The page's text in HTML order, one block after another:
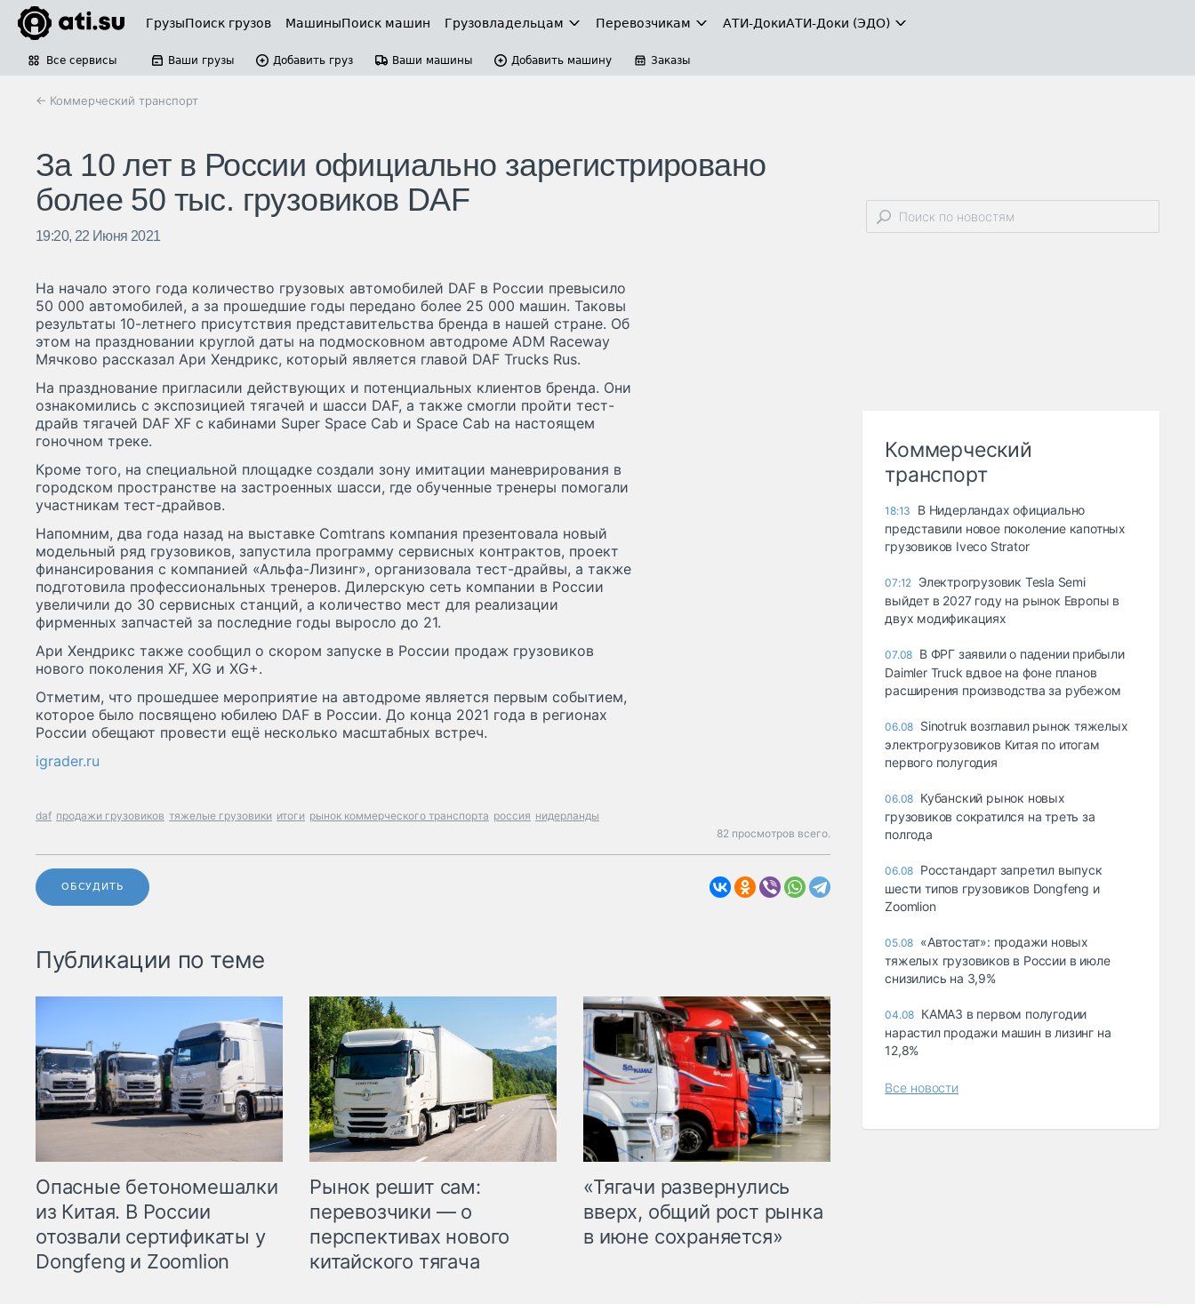
ГрузыПоиск грузов МашиныПоиск машин Грузовладельцам Перевозчикам АТИ-ДокиАТИ-Доки (ЭДО)
Все сервисы Ваши грузы Добавить груз Ваши машины Добавить машину Заказы
← Коммерческий транспорт
За 10 лет в России официально зарегистрировано
более 50 тыс. грузовиков DAF
19:20, 22 Июня 2021
На начало этого года количество грузовых автомобилей DAF в России превысило
50 000 автомобилей, а за прошедшие годы передано более 25 000 машин. Таковы
результаты 10-летнего присутствия представительства бренда в нашей стране. Об
этом на праздновании круглой даты на подмосковном автодроме ADM Raceway
Мячково рассказал Ари Хендрикс, который является главой DAF Trucks Rus.
На празднование пригласили действующих и потенциальных клиентов бренда. Они
ознакомились с экспозицией тягачей и шасси DAF, а также смогли пройти тест-
драйв тягачей DAF XF с кабинами Super Space Cab и Space Сab на настоящем
гоночном треке.
Кроме того, на специальной площадке создали зону имитации маневрирования в
городском пространстве на застроенных шасси, где обученные тренеры помогали
участникам тест-драйвов.
Напомним, два года назад на выставке Сomtrans компания презентовала новый
модельный ряд грузовиков, запустила программу сервисных контрактов, проект
финансирования с компанией «Альфа-Лизинг», организовала тест-драйвы, а также
подготовила профессиональных тренеров. Дилерскую сеть компании в России
увеличили до 30 сервисных станций, а количество мест для реализации
фирменных запчастей за последние годы выросло до 21.
Ари Хендрикс также сообщил о скором запуске в России продаж грузовиков
нового поколения XF, XG и XG+.
Отметим, что прошедшее мероприятие на автодроме является первым событием,
которое было посвящено юбилею DAF в России. До конца 2021 года в регионах
России обещают провести ещё несколько масштабных встреч.
igrader.ru
daf продажи грузовиков тяжелые грузовики итоги рынок коммерческого транспорта россия нидерланды
82 просмотров всего.
ОБСУДИТЬ
Публикации по теме
Опасные бетономешалки
из Китая. В России
отозвали сертификаты у
Dongfeng и Zoomlion
Рынок решит сам:
перевозчики — о
перспективах нового
китайского тягача
«Тягачи развернулись
вверх, общий рост рынка
в июне сохраняется»
Коммерческий
транспорт
18:13
В Нидерландах официально
представили новое поколение капотных
грузовиков Iveco Strator
07:12 Электрогрузовик Tesla Semi
выйдет в 2027 году на рынок Европы в
двух модификациях
07.08 В ФРГ заявили о падении прибыли
Daimler Truck вдвое на фоне планов
расширения производства за рубежом
06.08 Sinotruk возглавил рынок тяжелых
электрогрузовиков Китая по итогам
первого полугодия
06.08 Кубанский рынок новых
грузовиков сократился на треть за
полгода
06.08 Росстандарт запретил выпуск
шести типов грузовиков Dongfeng и
Zoomlion
05.08 «Автостат»: продажи новых
тяжелых грузовиков в России в июле
снизились на 3,9%
04.08 КАМАЗ в первом полугодии
нарастил продажи машин в лизинг на
12,8%
Все новости